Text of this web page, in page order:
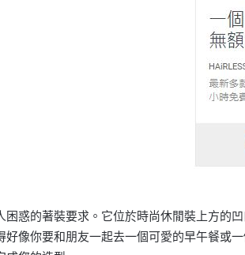
困惑的著裝要求。它位於時尚休閒裝上方的
好像你要和朋友一起去一個可愛的早午餐或